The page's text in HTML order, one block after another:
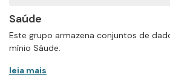
Saúde
Este grupo armazena conjuntos de
mínio Sáude.
leia mais